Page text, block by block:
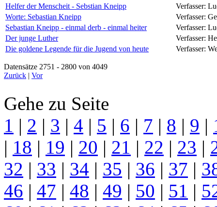
Helfer der Menscheit - Sebstian Kneipp
Verfasser:
Worte: Sebastian Kneipp
Verfasser:
Sebastian Kneipp - einmal derb - einmal heiter
Verfasser:
Der junge Luther
Verfasser:
Die goldene Legende für die Jugend von heute
Verfasser:
Datensätze 2751 - 2800 von 4049
Zurück | Vor
Gehe zu Seite
1 | 2 | 3 | 4 | 5 | 6 | 7 | 8 | 9 |
| 18 | 19 | 20 | 21 | 22 | 23 |
32 | 33 | 34 | 35 | 36 | 37 |
46 | 47 | 48 | 49 | 50 | 51 |